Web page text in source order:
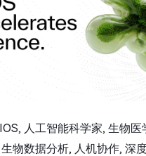
人工智能科学家, 生物医
物数据分析, 人机协作, 深